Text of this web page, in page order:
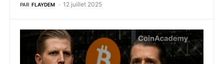
PAR FLAYDEM 12 juillet 2025
Trump Jr. et Eric Trump entrent dans la cour des